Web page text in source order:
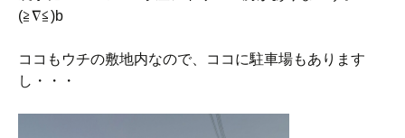
(≧∇≦)b
ココもウチの敷地内なので、ココに駐車場もあります
し・・・